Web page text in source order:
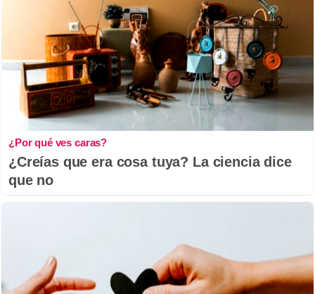
¿Por qué ves caras?
¿Creías que era cosa tuya? La ciencia dice
que no